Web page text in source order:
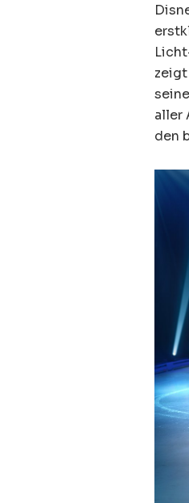
aller
den